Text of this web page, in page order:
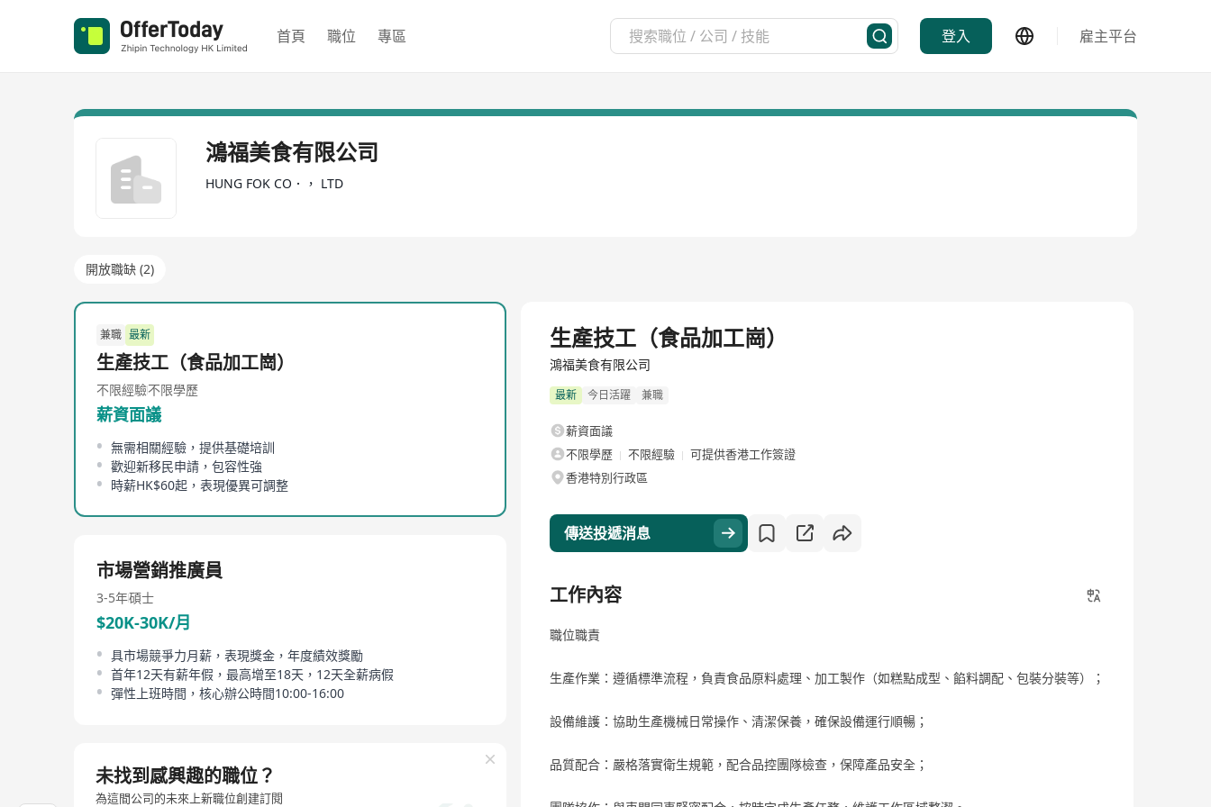
首頁 職位 專區 登入 雇主平台
鴻福美食有限公司
HUNG FOK CO．， LTD
開放職缺 (2)
兼職 最新
生產技工（食品加工崗）
不限經驗不限學歷
薪資面議
無需相關經驗，提供基礎培訓
歡迎新移民申請，包容性強
時薪HK$60起，表現優異可調整
市場營銷推廣員
3-5年碩士
$20K-30K/月
具市場競爭力月薪，表現獎金，年度績效獎勵
首年12天有薪年假，最高增至18天，12天全薪病假
彈性上班時間，核心辦公時間10:00-16:00
未找到感興趣的職位？
為這間公司的未來上新職位創建訂閱
生產技工（食品加工崗）
鴻福美食有限公司
最新 今日活躍 兼職
薪資面議
不限學歷
不限經驗
可提供香港工作簽證
香港特別行政區
傳送投遞消息
工作內容
職位職責
生產作業：遵循標準流程，負責食品原料處理、加工製作（如糕點成型、餡料調配、包裝分裝等）；
設備維護：協助生產機械日常操作、清潔保養，確保設備運行順暢；
品質配合：嚴格落實衛生規範，配合品控團隊檢查，保障產品安全；